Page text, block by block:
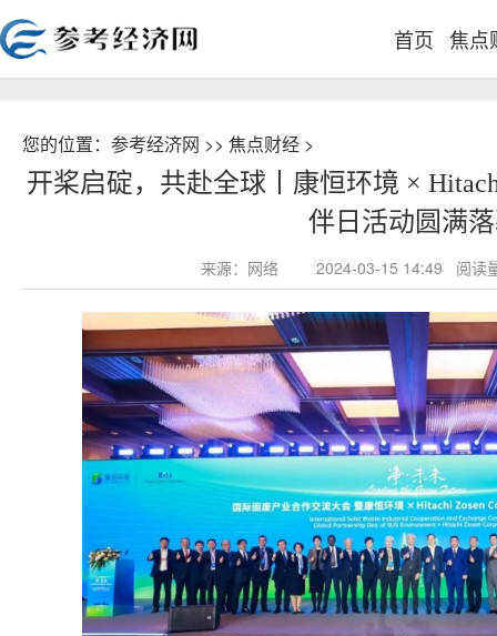
首页 焦点
您的位置： 参考经济网 >> 焦点财经 >
开桨启碇，共赴全球丨康恒环境 ×
伴日活动圆满
来源：网络 2024-03-15 14:49 阅读